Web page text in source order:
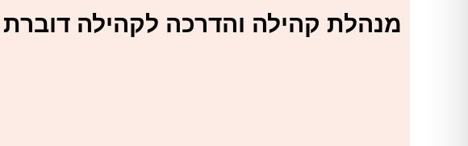
מנהלת קהילה והדרכה לקהילה דוברת